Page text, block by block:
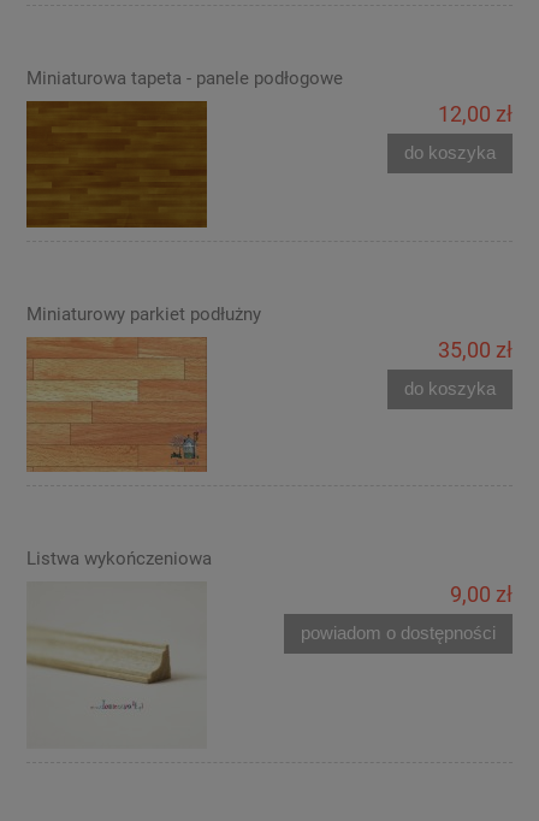
Miniaturowa tapeta - panele podłogowe
12,00 zł
do koszyka
Miniaturowy parkiet podłużny
35,00 zł
do koszyka
Listwa wykończeniowa
9,00 zł
powiadom o dostępności